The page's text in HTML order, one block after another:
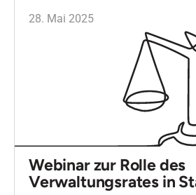
28. Mai 2025
Webinar zur Rolle des
Verwaltungsrates in